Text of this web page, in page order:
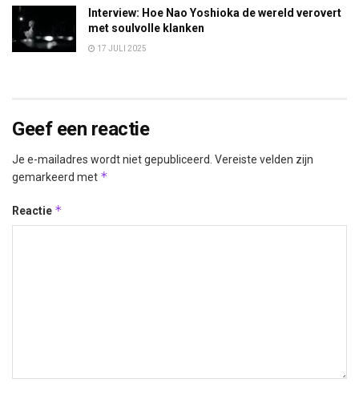
Interview: Hoe Nao Yoshioka de wereld verovert
met soulvolle klanken
17 JULI 2025
Geef een reactie
Je e-mailadres wordt niet gepubliceerd. Vereiste velden zijn
gemarkeerd met *
Reactie *